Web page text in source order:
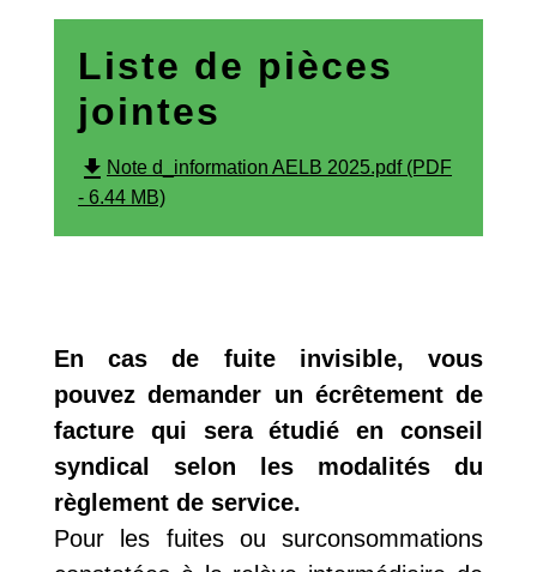
Liste de pièces
jointes
file_download Note d_information AELB 2025.pdf (PDF
- 6.44 MB)
En cas de fuite invisible, vous
pouvez demander un écrêtement de
facture qui sera étudié en conseil
syndical selon les modalités du
règlement de service.
Pour les fuites ou surconsommations